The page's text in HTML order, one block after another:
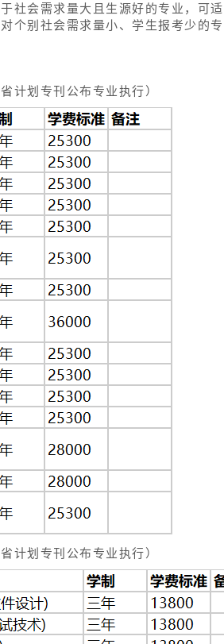
社会需求量大且生源好的专业，可
个别社会需求量小、学生报考少的
计划专刊公布专业执行）
计划专刊公布专业执行）